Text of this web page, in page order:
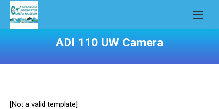
ADI 110 UW Camera
[Not a valid template]